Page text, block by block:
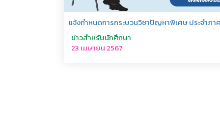
แจ้งกำหนดการกระบวนวิชาปัญหาพิเศษ ประจำภ
ข่าวสำหรับนักศึกษา
23 เมษายน 2567